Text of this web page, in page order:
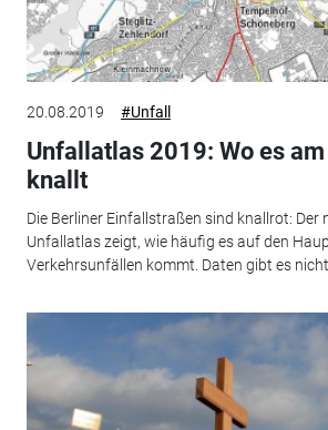
20.08.2019 #Unfall
Unfallatlas 2019: Wo es
knallt
Die Berliner Einfallstraßen sind knallrot: Der
Unfallatlas zeigt, wie häufig es auf den
Verkehrsunfällen kommt. Daten gibt es nicht